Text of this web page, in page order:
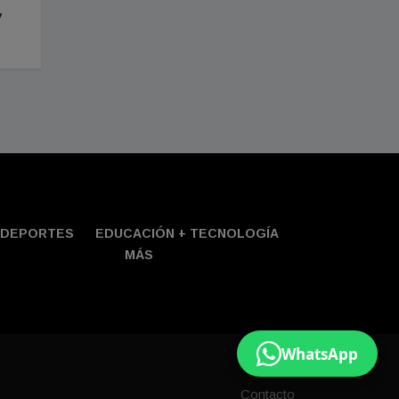
WhatsApp
DEPORTES
EDUCACIÓN + TECNOLOGÍ­A
MÁS
Contacto